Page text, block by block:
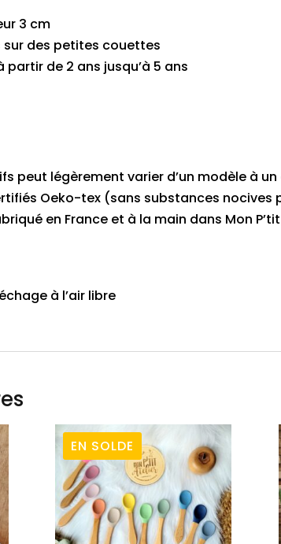
3 cm
des petites couettes
de 2 ans jusqu’à 5 ans
peut légèrement varier d’un modèle à
Oeko-tex (sans substances nocives
en France et à la main dans Mon
à l’air libre
EN SOLDE